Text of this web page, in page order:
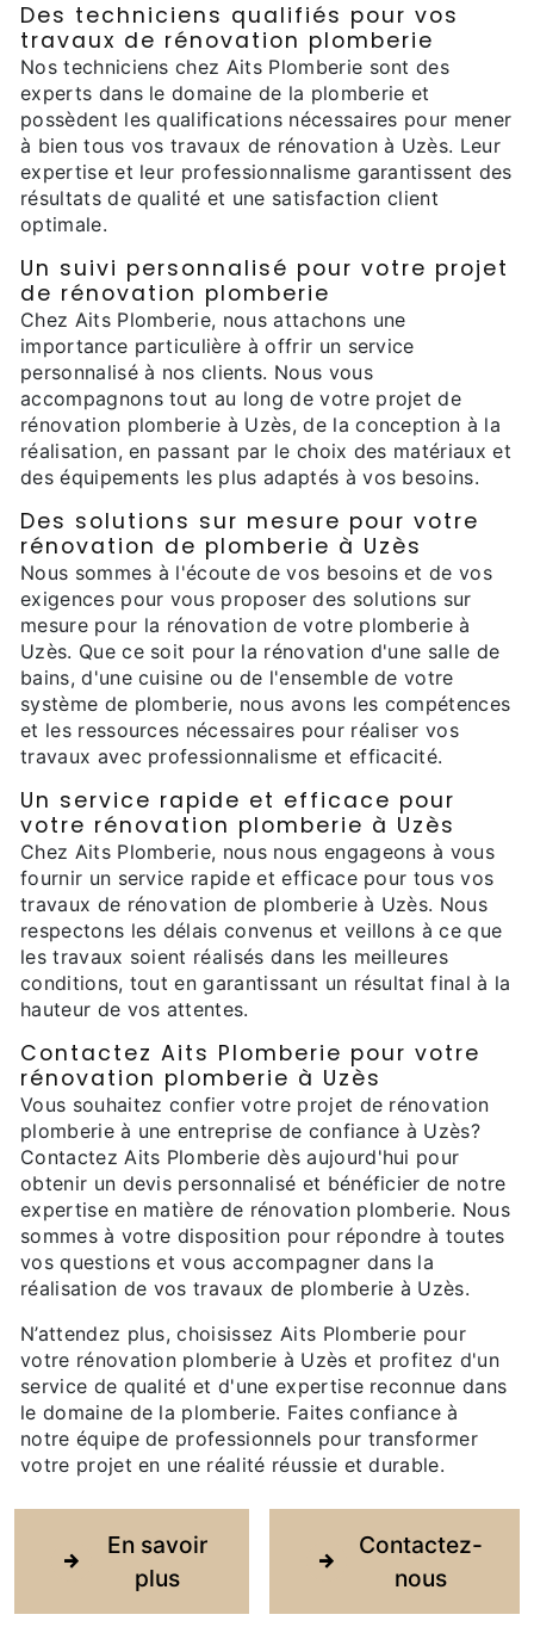
Des techniciens qualifiés pour vos
travaux de rénovation plomberie
Nos techniciens chez Aits Plomberie sont des
experts dans le domaine de la plomberie et
possèdent les qualifications nécessaires pour mener
à bien tous vos travaux de rénovation à Uzès. Leur
expertise et leur professionnalisme garantissent des
résultats de qualité et une satisfaction client
optimale.
Un suivi personnalisé pour votre projet
de rénovation plomberie
Chez Aits Plomberie, nous attachons une
importance particulière à offrir un service
personnalisé à nos clients. Nous vous
accompagnons tout au long de votre projet de
rénovation plomberie à Uzès, de la conception à la
réalisation, en passant par le choix des matériaux et
des équipements les plus adaptés à vos besoins.
Des solutions sur mesure pour votre
rénovation de plomberie à Uzès
Nous sommes à l'écoute de vos besoins et de vos
exigences pour vous proposer des solutions sur
mesure pour la rénovation de votre plomberie à
Uzès. Que ce soit pour la rénovation d'une salle de
bains, d'une cuisine ou de l'ensemble de votre
système de plomberie, nous avons les compétences
et les ressources nécessaires pour réaliser vos
travaux avec professionnalisme et efficacité.
Un service rapide et efficace pour
votre rénovation plomberie à Uzès
Chez Aits Plomberie, nous nous engageons à vous
fournir un service rapide et efficace pour tous vos
travaux de rénovation de plomberie à Uzès. Nous
respectons les délais convenus et veillons à ce que
les travaux soient réalisés dans les meilleures
conditions, tout en garantissant un résultat final à la
hauteur de vos attentes.
Contactez Aits Plomberie pour votre
rénovation plomberie à Uzès
Vous souhaitez confier votre projet de rénovation
plomberie à une entreprise de confiance à Uzès?
Contactez Aits Plomberie dès aujourd'hui pour
obtenir un devis personnalisé et bénéficier de notre
expertise en matière de rénovation plomberie. Nous
sommes à votre disposition pour répondre à toutes
vos questions et vous accompagner dans la
réalisation de vos travaux de plomberie à Uzès.
N’attendez plus, choisissez Aits Plomberie pour
votre rénovation plomberie à Uzès et profitez d'un
service de qualité et d'une expertise reconnue dans
le domaine de la plomberie. Faites confiance à
notre équipe de professionnels pour transformer
votre projet en une réalité réussie et durable.
En savoir
plus
Contactez-
nous